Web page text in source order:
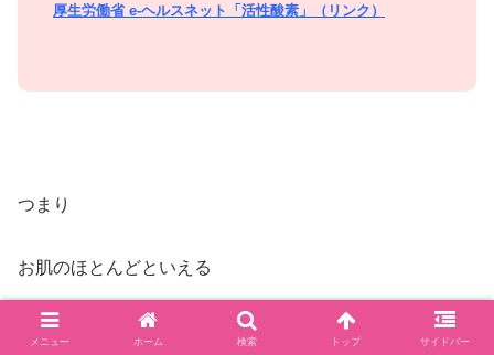
厚生労働省 e-ヘルスネット「活性酸素」（リンク）
つまり
お肌のほとんどといえる
ケラチノサイト と
メニュー ホーム 検索 トップ サイドバー